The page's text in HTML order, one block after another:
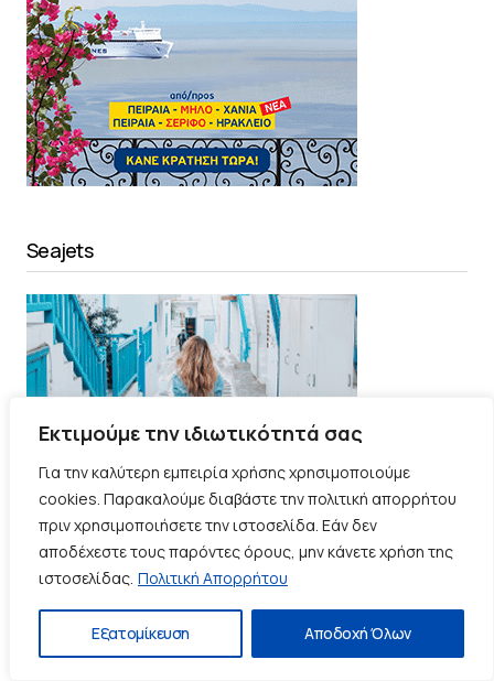
Εκτιμούμε την ιδιωτικότητά σας
Για την καλύτερη εμπειρία χρήσης χρησιμοποιούμε
cookies. Παρακαλούμε διαβάστε την πολιτική απορρήτου
πριν χρησιμοποιήσετε την ιστοσελίδα. Εάν δεν
αποδέχεστε τους παρόντες όρους, μην κάνετε χρήση της
ιστοσελίδας. Πολιτική Απορρήτου
Εξατομίκευση Αποδοχή Όλων
Seajets